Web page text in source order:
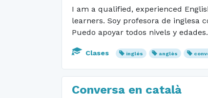
I am a qualified, experienced
learners. Soy profesora de inglesa
Puedo apoyar todos nivels y edades.
Clases inglés anglès
Conversa en català